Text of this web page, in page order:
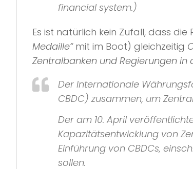
financial system.)
Es ist natürlich kein Zufall, dass
Medaille“mit im Boot) gleichzeitig
Zentralbanken und Regierungen in
Der Internationale
CBDC) zusammen, um
Der am 10. April
Kapazitätsentwicklung von
Einführung von CBDCs,
sollen.